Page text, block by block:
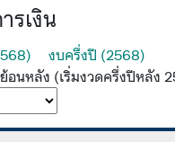
รเงิน
งบครึ่งปี (2568)
อนหลัง (เริ่มงวดครึ่งปีหลัง